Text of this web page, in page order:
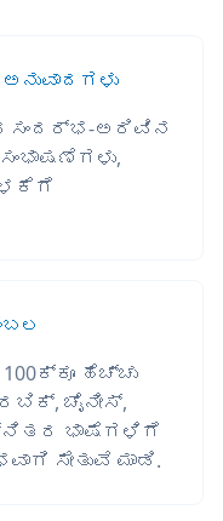
ಸಂದರ್ಭ-ಅರಿವಿನ
ಹೆಚ್ಚು
ಚೈನೀಸ್,
ಭಾಷೆಗಳಿಗೆ
ಸೇತುವೆ ಮಾಡಿ.